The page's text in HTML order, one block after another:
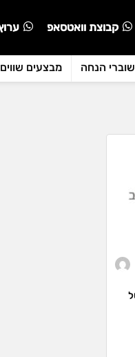
קבוצת וואטסאפ
הנחה מבצעים שווים